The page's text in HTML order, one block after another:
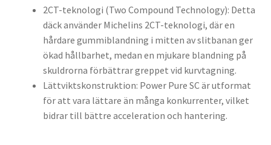
2CT-teknologi (Two Compound Technology): Detta
däck använder Michelins 2CT-teknologi, där en
hårdare gummiblandning i mitten av slitbanan ger
ökad hållbarhet, medan en mjukare blandning på
skuldrorna förbättrar greppet vid kurvtagning.
Lättviktskonstruktion: Power Pure SC är utformat
för att vara lättare än många konkurrenter, vilket
bidrar till bättre acceleration och hantering.